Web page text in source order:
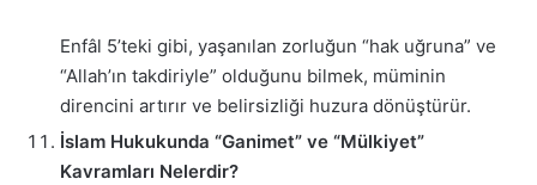
Enfâl 5’teki gibi, yaşanılan zorluğun “hak uğruna” ve
“Allah’ın takdiriyle” olduğunu bilmek, müminin
direncini artırır ve belirsizliği huzura dönüştürür.
İslam Hukukunda “Ganimet” ve “Mülkiyet”
Kavramları Nelerdir?